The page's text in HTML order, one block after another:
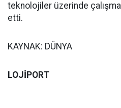
teknolojiler üzerinde
etti.
KAYNAK: DÜNYA
LOJİPORT